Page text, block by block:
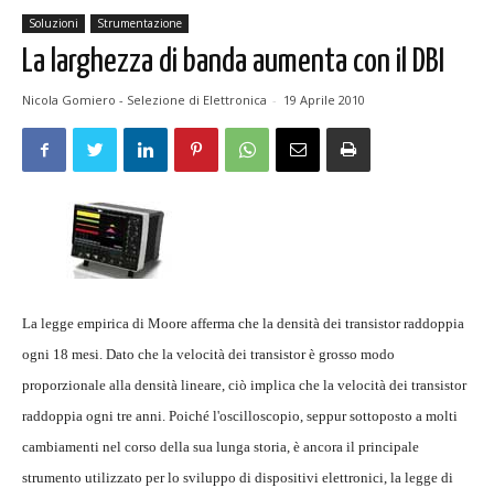
Soluzioni Strumentazione
La larghezza di banda aumenta con il DBI
Nicola Gomiero - Selezione di Elettronica - 19 Aprile 2010
La legge empirica di Moore afferma che la densità dei transistor raddoppia
ogni 18 mesi. Dato che la velocità dei transistor è grosso modo
proporzionale alla densità lineare, ciò implica che la velocità dei transistor
raddoppia ogni tre anni. Poiché l'oscilloscopio, seppur sottoposto a molti
cambiamenti nel corso della sua lunga storia, è ancora il principale
strumento utilizzato per lo sviluppo di dispositivi elettronici, la legge di